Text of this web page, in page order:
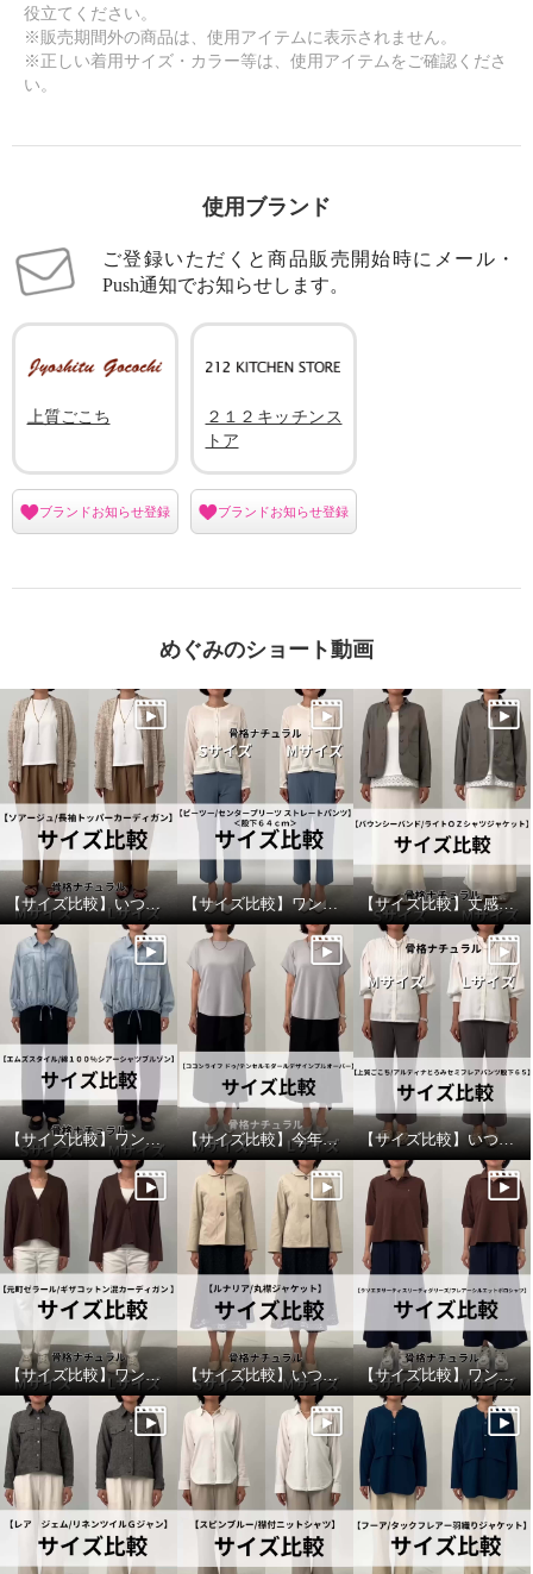
上質ごこち アルディナ はくだけ
で脚長美人見え 極上ドレープパ
ンツ ＜股下６５ｃｍ＞
セピアグレー Ｌ
¥0
上質ごこち アルディナ はくだけ
で脚長美人見え 極上ドレープパ
ンツ ＜股下６５ｃｍ＞
セピアグレー Ｍ
¥0
役立てください。
※販売期間外の商品は、使用アイテムに表示されません。
※正しい着用サイズ・カラー等は、使用アイテムをご確認くださ
い。
使用ブランド
ご登録いただくと商品販売開始時にメール・
Push通知でお知らせします。
上質ごこち
ブランドお知らせ登録
２１２キッチンス
トア
ブランドお知らせ登録
めぐみのショート動画
【サイズ比較】いつものサイズがおすすめ 【サイズ比較】ワンサイズダウンもありです 【サイズ比較】丈感かボリューム感で選ぶのがおすすめ
【サイズ比較】ワンサイズ下がおすすめ 【サイズ比較】今年ぽさを出すならワンサイズアップ 【サイズ比較】いつものサイズがおすすめ
【サイズ比較】ワンサイズアップがオススメ 【サイズ比較】いつものサイズで良いです 【サイズ比較】ワンサイズ下がおすすめ